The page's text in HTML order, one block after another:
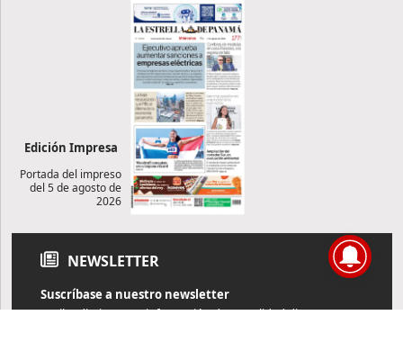
Edición Impresa
Portada del impreso
del 5 de agosto de
2026
NEWSLETTER
Suscríbase a nuestro newsletter
Reciba diariamente información de actualidad directamente en